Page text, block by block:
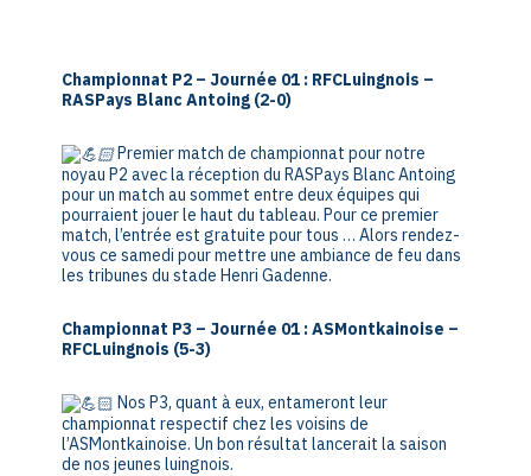
Championnat P2 – Journée 01 : RFCLuingnois –
RASPays Blanc Antoing (2-0)
Premier match de championnat pour notre
noyau P2 avec la réception du RASPays Blanc Antoing
pour un match au sommet entre deux équipes qui
pourraient jouer le haut du tableau. Pour ce premier
match, l’entrée est gratuite pour tous … Alors rendez-
vous ce samedi pour mettre une ambiance de feu dans
les tribunes du stade Henri Gadenne.
Championnat P3 – Journée 01 : ASMontkainoise –
RFCLuingnois (5-3)
Nos P3, quant à eux, entameront leur
championnat respectif chez les voisins de
l’ASMontkainoise. Un bon résultat lancerait la saison
de nos jeunes luingnois.